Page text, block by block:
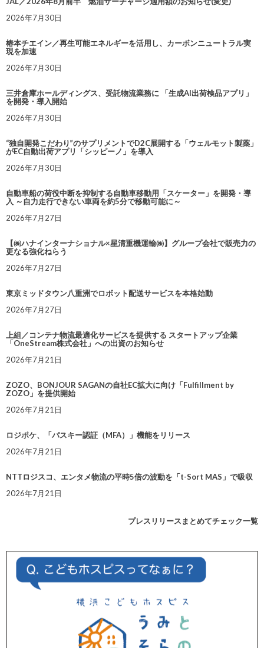
2026年7月30日
椿本チエイン／再生可能エネルギーを活用し、カーボンニュートラル実
現を加速
2026年7月30日
三井倉庫ホールディングス、受託物流業務に 「生成AI出荷検品アプリ」
を開発・導入開始
2026年7月30日
“独自開発こだわり”のサプリメントでD2C展開する「ウェルモット製薬」
がEC自動出荷アプリ「シッピーノ」を導入
2026年7月30日
自動車船の荷役中断を抑制する自動車移動用「スケーター」を開発・導
入 ～自力走行できない車両を約5分で移動可能に～
2026年7月27日
【㈱ハナインターナショナル×星清重機運輸㈱】グループ会社で販売力の
更なる強化ねらう
2026年7月27日
東京ミッドタウン八重洲でロボット配送サービスを本格始動
2026年7月27日
上組／コンテナ物流最適化サービスを提供する スタートアップ企業
「OneStream株式会社」への出資のお知らせ
2026年7月21日
ZOZO、BONJOUR SAGANの自社EC拡大に向け「Fulfillment by
ZOZO」を提供開始
2026年7月21日
ロジポケ、「パスキー認証（MFA）」機能をリリース
2026年7月21日
NTTロジスコ、エンタメ物流の平時5倍の波動を「t-Sort MAS」で吸収
2026年7月21日
プレスリリースまとめてチェック一覧